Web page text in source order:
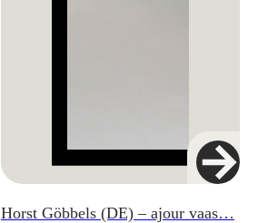
Horst Göbbels (DE) – ajour vaas…